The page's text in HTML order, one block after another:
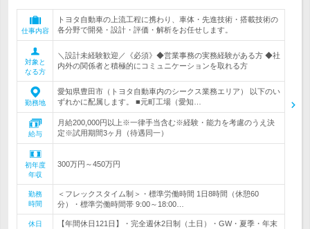
仕事内容
トヨタ自動車の上流工程に携わり、車体・先進技術・搭載技術の
各分野で開発・設計・評価・解析をお任せします。
対象と
なる方
＼設計未経験歓迎／《必須》◆営業事務の実務経験がある方 ◆社
内外の関係者と積極的にコミュニケーションを取れる方
勤務地
愛知県豊田市（トヨタ自動車内のシークス業務エリア） 以下のい
ずれかに配属します。 ■元町工場（愛知…
給与
月給200,000円以上※一律手当含む※経験・能力を考慮のうえ決
定※試用期間3ヶ月（待遇同一）
初年度
年収
300万円～450万円
勤務
時間
＜フレックスタイム制＞・標準労働時間 1日8時間（休憩60
分）・標準労働時間帯 9:00～18:00…
休日
【年間休日121日】・完全週休2日制（土日）・GW・夏季・年末